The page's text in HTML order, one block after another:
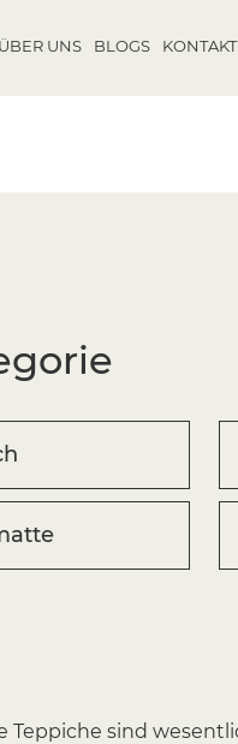
ÜBER UNS BLOGS KONTAKT
Teppiche sind